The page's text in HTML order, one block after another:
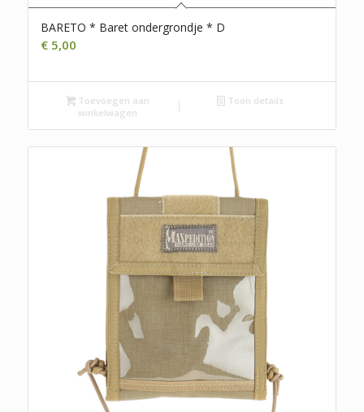
BARETO * Baret ondergrondje * D
€5,00
Toevoegen aan
winkelwagen
Toon details